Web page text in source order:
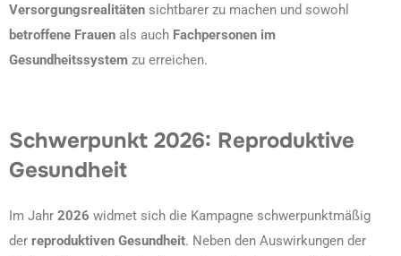
Versorgungsrealitäten sichtbarer zu machen und sowohl
betroffene Frauen als auch Fachpersonen im
Gesundheitssystem zu erreichen.
Schwerpunkt 2026: Reproduktive
Gesundheit
Im Jahr 2026 widmet sich die Kampagne schwerpunktmäßig
der reproduktiven Gesundheit. Neben den Auswirkungen der